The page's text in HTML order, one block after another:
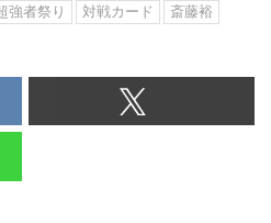
強者祭り 対戦カード
斎藤裕